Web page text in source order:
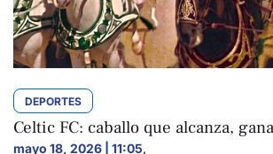
DEPORTES
Celtic FC: caballo que alcanza, gana
mayo 18, 2026 | 11:05,